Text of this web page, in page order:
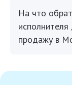
На что
продажу в